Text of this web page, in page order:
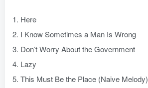
1. Here
2. I Know Sometimes a Man Is Wrong
3. Don’t Worry About the Government
4. Lazy
5. This Must Be the Place (Naive Melody)